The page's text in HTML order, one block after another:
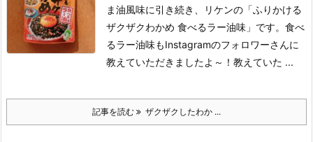
ま油風味に引き続き、リケンの「ふりかける
ザクザクわかめ 食べるラー油味」です。 食べ
るラー油味もInstagramのフォロワーさんに
教えていただきましたよ～！ 教えていた ...
記事を読む ザクザクしたわか ...